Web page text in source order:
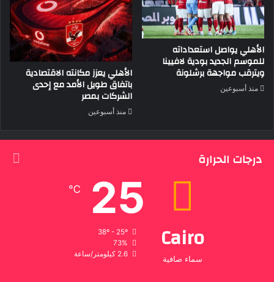
الأهلي يواصل استعداداته
للموسم الجديد بودية لافيينا
ويترقب مواجهة برشلونة
منذ أسبوعين
الأهلي يعزز مكانته الاقتصادية
باتفاق طويل الأمد مع إحدى
الشركات بمصر
منذ أسبوعين
درجات الحرارة
Cairo
سماء صافية
25
℃
73%
2.6 كيلومتر/ساعة